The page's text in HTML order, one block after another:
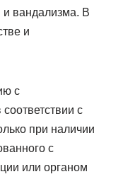
вандализма. В
и
с
с
при наличии
с
или органом